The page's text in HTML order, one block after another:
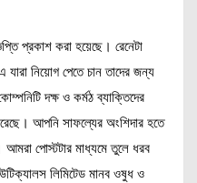
প্রকাশ করা হয়েছে। রেনেটা
নিয়োগ পেতে চান তাদের জন্য
দক্ষ ও কর্মঠ ব্যাক্তিদের
আপনি সাফল্যের অংশিদার হতে
পোস্টটার মাধ্যমে তুলে ধরব
লিমিটেড মানব ওষুধ ও